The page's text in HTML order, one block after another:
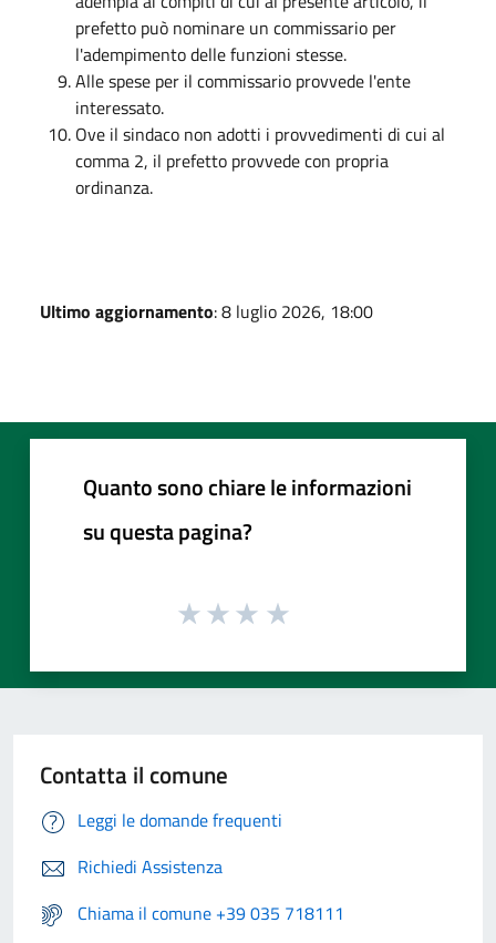
prefetto può nominare un commissario per
l'adempimento delle funzioni stesse.
Alle spese per il commissario provvede l'ente
interessato.
Ove il sindaco non adotti i provvedimenti di cui al
comma 2, il prefetto provvede con propria
ordinanza.
Ultimo aggiornamento: 8 luglio 2026, 18:00
Quanto sono chiare le informazioni
su questa pagina?
Contatta il comune
Leggi le domande frequenti
Richiedi Assistenza
Chiama il comune +39 035 718111